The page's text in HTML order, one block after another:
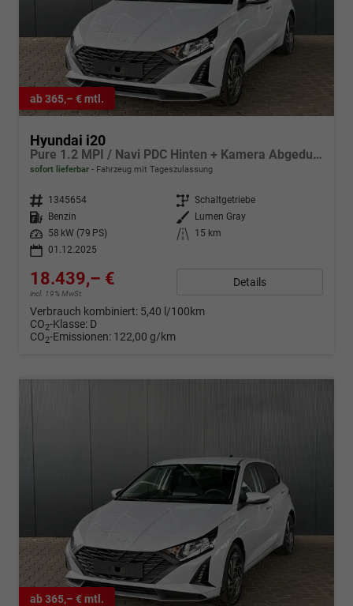
ab 365,– € mtl.
Hyundai i20
Pure 1.2 MPI / Navi PDC Hinten + Kamera Abgedunkelte Scheiben Tempomat Alu 16"
sofort lieferbar Fahrzeug mit Tageszulassung
Fahrzeugnr. 1345654 Getriebe Schaltgetriebe
Kraftstoff
Benzin Außenfarbe
Lumen Gray
Leistung
58 kW (79 PS) Kilometerstand
15 km
01.12.2025
18.439,– €
incl. 19% MwSt.
Details
Verbrauch kombiniert: 5,40 l/100km
CO2-Klasse: D
CO2-Emissionen: 122,00 g/km
ab 365,– € mtl.